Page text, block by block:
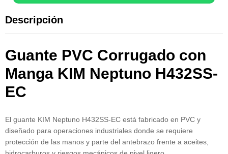
Descripción
Guante PVC Corrugado con
Manga KIM Neptuno H432SS-
EC
El guante KIM Neptuno H432SS-EC está fabricado en PVC y
diseñado para operaciones industriales donde se requiere
protección de las manos y parte del antebrazo frente a aceites,